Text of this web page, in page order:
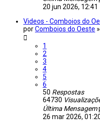
20 jun 2026, 12:41
Videos - Comboios do
porComboios do Oeste »
1
2
3
4
5
6
50 Respostas
64730
Última Mensagem
26 mar 2026,